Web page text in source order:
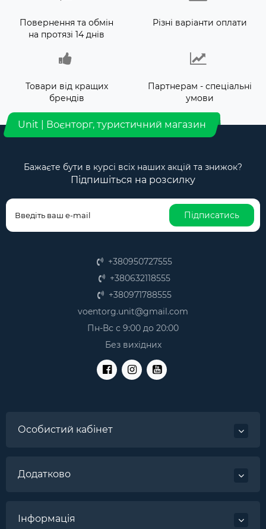
Повернення та обмін
на протязі 14 днів
Різні варіанти оплати
Товари від кращих
брендів
Партнерам - спеціальні
умови
Unit | Воєнторг, туристичний магазин
Бажаєте бути в курсі всіх наших акцій та знижок?
Підпишіться на розсилку
Підписатись
+380950727555
+380632118555
+380971788555
voentorg.unit@gmail.com
Пн-Вс с 9:00 до 20:00
Без вихідних
Особистий кабінет
Додатково
Інформація